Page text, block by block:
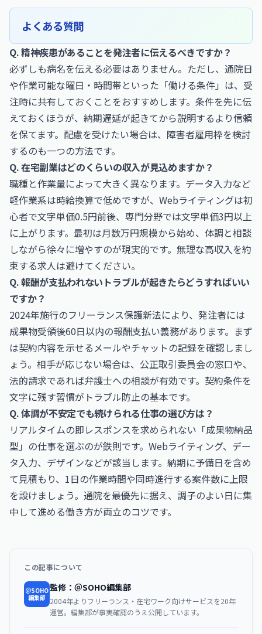
よくある質問
Q. 精神疾患があることを発注者に伝えるべきですか？
必ずしも病名を伝える必要はありません。ただし、通院日
や作業可能な曜日・時間帯といった「働ける条件」は、受
注時に共有しておくことをおすすめします。条件を先に伝
えておくほうが、納期遅延が起きてから説明するより信頼
を保てます。配慮を受けたい場合は、障害者雇用枠を検討
するのも一つの方法です。
Q. 在宅副業はどのくらいの収入が見込めますか？
職種と作業量によって大きく異なります。データ入力など
軽作業系は時給換算で低めですが、Webライティングは初
心者で文字単価0.5円前後、専門分野では文字単価3円以上
に上がります。最初は月数万円規模から始め、体調と相談
しながら徐々に増やすのが現実的です。無理な高収入を約
束する求人は避けてください。
Q. 報酬が支払われないトラブルが起きたらどうすればいい
ですか？
2024年施行のフリーランス保護新法により、発注者には
成果物受領後60日以内の報酬支払い義務があります。まず
は契約内容を示せるメールやチャットの記録を確認しまし
ょう。相手が応じない場合は、公正取引委員会の窓口や、
法的請求であれば弁護士への相談が有効です。契約条件を
文字に残す習慣がトラブル防止の基本です。
Q. 体調が不安定でも続けられる仕事の選び方は？
リアルタイムの即レスポンスを求められない「成果物納品
型」の仕事を選ぶのが鉄則です。Webライティング、デー
タ入力、デザインなどが該当します。納期に予備日を含め
て見積もり、1日の作業時間や同時進行する案件数に上限
を設けましょう。通院を最優先に据え、調子のよい日に集
中して進める働き方が両立のコツです。
この記事について
＠SOHO
編集部
監修：＠SOHO編集部
2004年よりフリーランス・在宅ワーク向けサービスを20年
運営。編集部が事実確認のうえ公開しています。